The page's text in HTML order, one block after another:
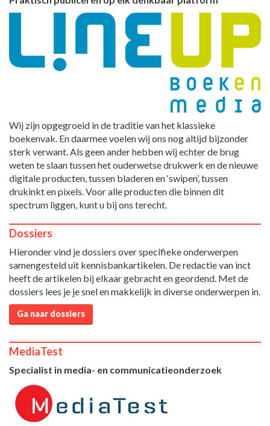
Wij zijn opgegroeid in de traditie van het klassieke
boekenvak. En daarmee voelen wij ons nog altijd bijzonder
sterk verwant. Als geen ander hebben wij echter de brug
weten te slaan tussen het ouderwetse drukwerk en de nieuwe
digitale producten, tussen bladeren en ‘swipen’, tussen
drukinkt en pixels. Voor alle producten die binnen dit
spectrum liggen, kunt u bij ons terecht.
Dossiers
Hieronder vind je dossiers over specifieke onderwerpen
samengesteld uit kennisbankartikelen. De redactie van inct
heeft de artikelen bij elkaar gebracht en geordend. Met de
dossiers lees je je snel en makkelijk in diverse onderwerpen in.
Ga naar dossiers
MediaTest
Specialist in media- en communicatieonderzoek